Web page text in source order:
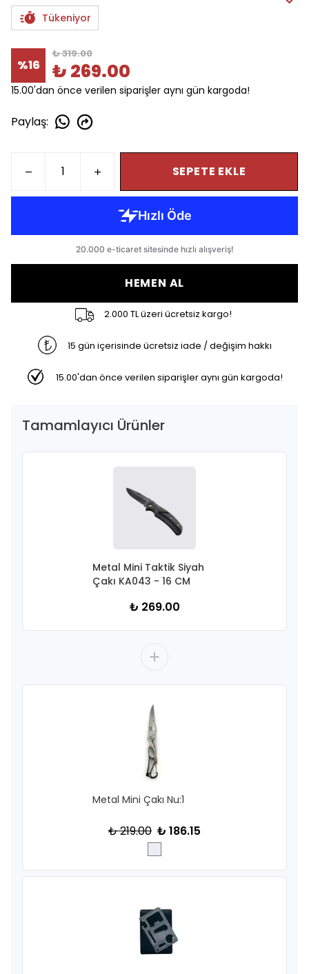
Tükeniyor
%16
₺ 319.00
₺ 269.00
15.00'dan önce verilen siparişler aynı gün kargoda!
Paylaş:
SEPETE EKLE
HEMEN AL
2.000 TL üzeri ücretsiz kargo!
15 gün içerisinde ücretsiz iade / değişim hakkı
15.00'dan önce verilen siparişler aynı gün kargoda!
Tamamlayıcı Ürünler
Metal Mini Taktik Siyah
Çakı KA043 - 16 CM
₺ 269.00
Metal Mini Çakı Nu:1
₺ 219.00 ₺ 186.15